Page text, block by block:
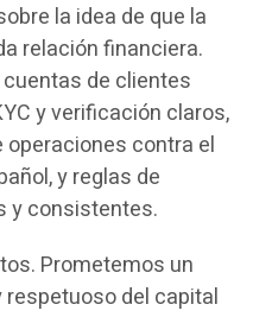
la idea de que la
relación financiera.
de clientes
y verificación claros,
contra el
y reglas de
y consistentes.
Prometemos un
del capital